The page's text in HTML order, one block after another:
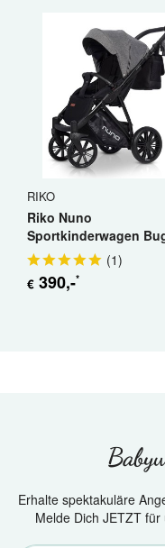
RIKO
Riko Nuno
Sportkinderwagen
Jogger
(1)
€ 390,-*
Erhalte spektakuläre
Melde Dich JETZT